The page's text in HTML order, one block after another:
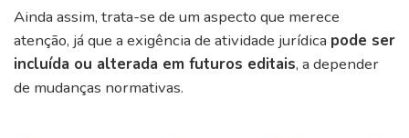
Ainda assim, trata-se de um aspecto que merece
atenção, já que a exigência de atividade jurídica pode ser
incluída ou alterada em futuros editais, a depender
de mudanças normativas.